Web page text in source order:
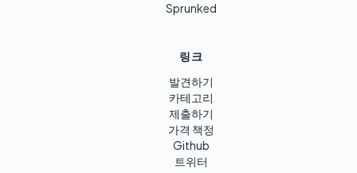
Sprunked
링크
발견하기
카테고리
제출하기
가격 책정
Github
트위터